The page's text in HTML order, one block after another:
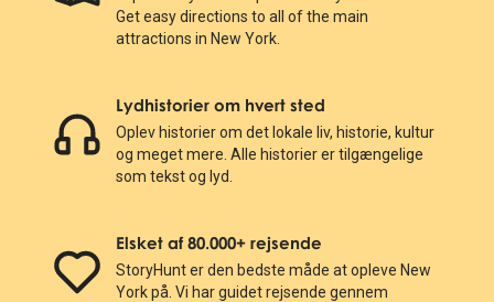
Get easy directions to all of the main
attractions in New York.
Lydhistorier om hvert sted
Oplev historier om det lokale liv, historie, kultur
og meget mere. Alle historier er tilgængelige
som tekst og lyd.
Elsket af 80.000+ rejsende
StoryHunt er den bedste måde at opleve New
York på. Vi har guidet rejsende gennem